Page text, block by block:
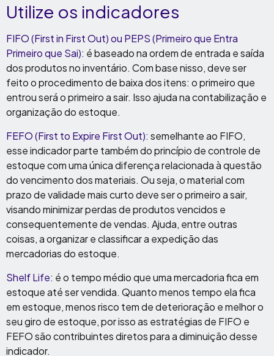
Utilize os indicadores
FIFO (First in First Out) ou PEPS (Primeiro que Entra
Primeiro que Sai): é baseado na ordem de entrada e saída
dos produtos no inventário. Com base nisso, deve ser
feito o procedimento de baixa dos itens: o primeiro que
entrou será o primeiro a sair. Isso ajuda na contabilização e
organização do estoque.
FEFO (First to Expire First Out): semelhante ao FIFO,
esse indicador parte também do princípio de controle de
estoque com uma única diferença relacionada à questão
do vencimento dos materiais. Ou seja, o material com
prazo de validade mais curto deve ser o primeiro a sair,
visando minimizar perdas de produtos vencidos e
consequentemente de vendas. Ajuda, entre outras
coisas, a organizar e classificar a expedição das
mercadorias do estoque.
Shelf Life: é o tempo médio que uma mercadoria fica em
estoque até ser vendida. Quanto menos tempo ela fica
em estoque, menos risco tem de deterioração e melhor o
seu giro de estoque, por isso as estratégias de FIFO e
FEFO são contribuintes diretos para a diminuição desse
indicador.